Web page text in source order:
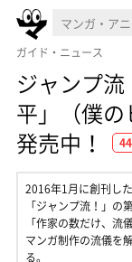
ガイド・ニュース
ジャンプ
平」（僕
発売中！
2016年1月に創刊し
「ジャンプ流！」の
「作家の数だけ、
マンガ制作の流儀を
る。